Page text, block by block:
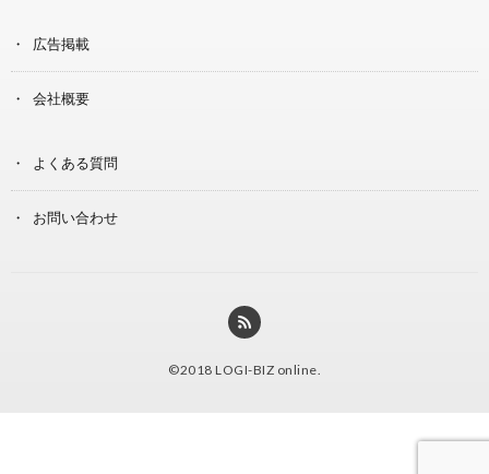
広告掲載
会社概要
よくある質問
お問い合わせ
©2018 LOGI-BIZ online